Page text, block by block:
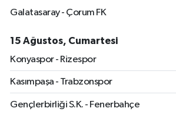
Galatasaray - Çorum FK
15 Ağustos, Cumartesi
Konyaspor - Rizespor
Kasımpaşa - Trabzonspor
Gençlerbirliği S.K. - Fenerbahçe